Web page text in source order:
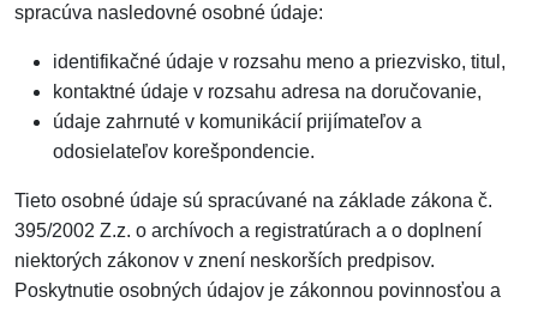
spracúva nasledovné osobné údaje:
identifikačné údaje v rozsahu meno a priezvisko, titul,
kontaktné údaje v rozsahu adresa na doručovanie,
údaje zahrnuté v komunikácií prijímateľov a
odosielateľov korešpondencie.
Tieto osobné údaje sú spracúvané na základe zákona č.
395/2002 Z.z. o archívoch a registratúrach a o doplnení
niektorých zákonov v znení neskorších predpisov.
Poskytnutie osobných údajov je zákonnou povinnosťou a